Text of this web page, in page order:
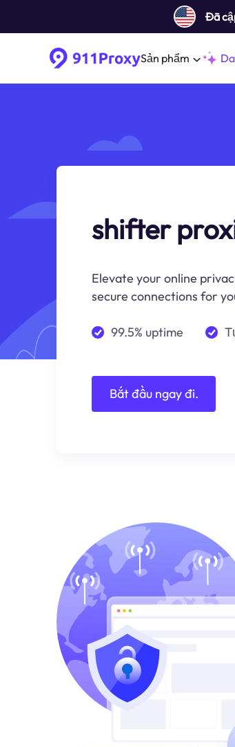
Đã
Sản phẩm
shifter
Elevate your online
secure connections for
99.5% uptime
Bắt đầu ngay đi.